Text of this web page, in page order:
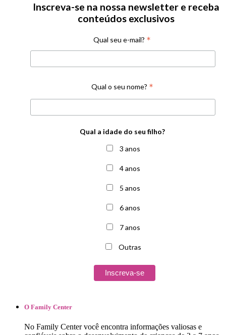
Inscreva-se na nossa newsletter e receba
conteúdos exclusivos
Qual seu e-mail? *
Qual o seu nome? *
Qual a idade do seu filho?
3 anos
4 anos
5 anos
6 anos
7 anos
Outras
O Family Center
No ​​​​Family Center ​você encontra informações valiosas e